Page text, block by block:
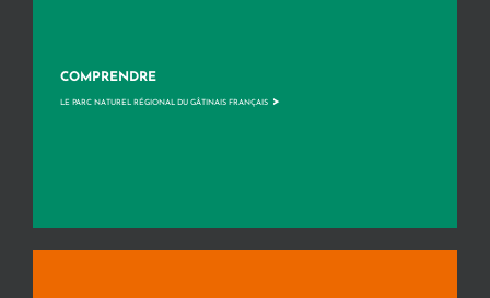
COMPRENDRE
LE PARC NATUREL RÉGIONAL DU GÂTINAIS FRANÇAIS >